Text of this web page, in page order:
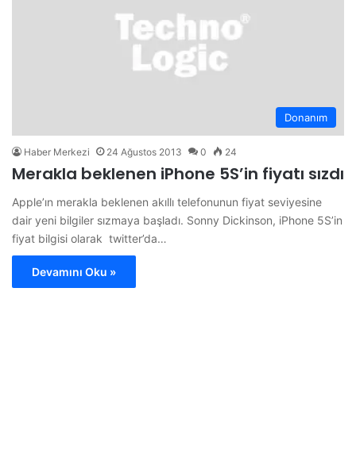
Donanım
Haber Merkezi 24 Ağustos 2013 0 24
Merakla beklenen iPhone 5S’in fiyatı sızdı
Apple’ın merakla beklenen akıllı telefonunun fiyat seviyesine
dair yeni bilgiler sızmaya başladı. Sonny Dickinson, iPhone 5S’in
fiyat bilgisi olarak twitter’da…
Devamını Oku »